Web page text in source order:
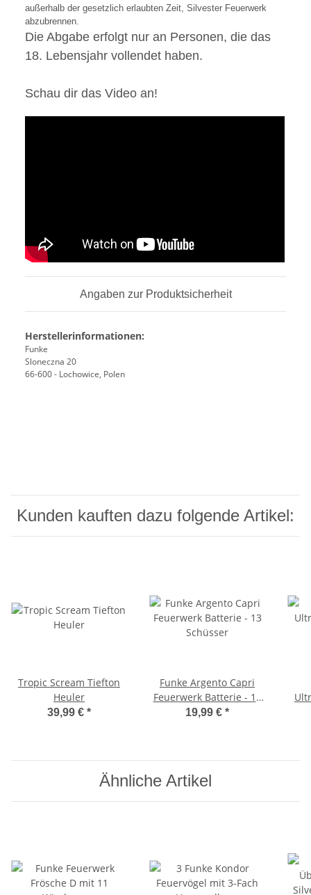
außerhalb der gesetzlich erlaubten Zeit, Silvester Feuerwerk
abzubrennen.
Die Abgabe erfolgt nur an Personen, die das
18. Lebensjahr vollendet haben.
Schau dir das Video an!
Angaben zur Produktsicherheit
Herstellerinformationen:
Funke
Sloneczna 20
66-600 - Lochowice, Polen
Kunden kauften dazu folgende Artikel:
Tropic Scream Tiefton
Heuler
39,99 € *
Funke Argento Capri
Feuerwerk Batterie - 13
Schüsser
19,99 € *
Ähnliche Artikel